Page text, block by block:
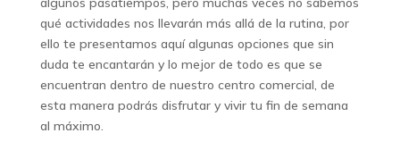
qué actividades nos llevarán más allá de la rutina, por
ello te presentamos aquí algunas opciones que sin
duda te encantarán y lo mejor de todo es que se
encuentran dentro de nuestro centro comercial, de
esta manera podrás disfrutar y vivir tu fin de semana
al máximo.